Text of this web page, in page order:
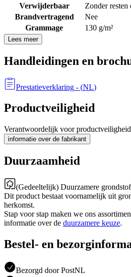
Verwijderbaar
Zonder
Brandvertragend
Nee
Grammage
130 g/m²
Lees meer
Handleidingen en
Prestatieverklaring - (NL)
Productveiligheid
Verantwoordelijk voor
informatie over de fabrikant
Duurzaamheid
(Gedeeltelijk) Duurzamere
Dit product bestaat voornamelijk uit
herkomst.
Stap voor stap maken we ons
informatie over de duurzamere keuze.
Bestel- en
Bezorgd door PostNL